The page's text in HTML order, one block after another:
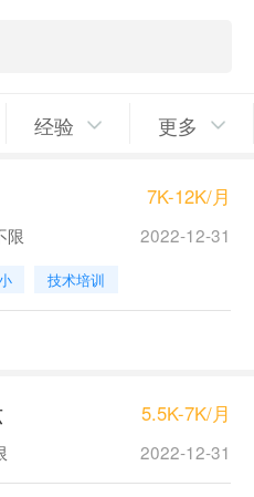
经验 更多
7K-12K/月
限 2022-12-31
技术培训
5.5K-7K/月
2022-12-31